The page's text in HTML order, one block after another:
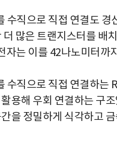
직으로 직접 연결도 경
많은 트랜지스터를 배
자는 이를 42나노미터까
수직으로 직접 연결하
용해 우회 연결하는 구
을 정밀하게 식각하고